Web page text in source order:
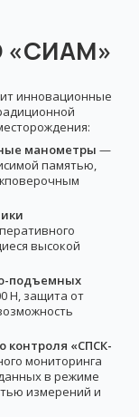
«СИАМ»
инновационные
манометры —
памятью,
высокой
подъемных
Н, защита от
контроля «СПСК-
мониторинга
в режиме
измерений и